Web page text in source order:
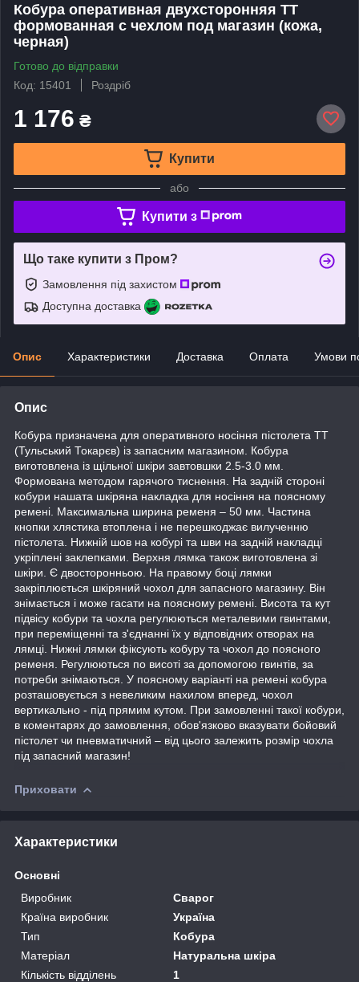
Кобура оперативная двухсторонняя ТТ
формованная с чехлом под магазин (кожа,
черная)
Готово до відправки
Код: 15401
Роздріб
1 176 ₴
Купити
або
Купити з
Що таке купити з Пром?
Замовлення під захистом
Доступна доставка
Опис Характеристики Доставка Оплата Умови
Опис
Кобура призначена для оперативного носіння пістолета ТТ
(Тульський Токарєв) із запасним магазином. Кобура
виготовлена із щільної шкіри завтовшки 2.5-3.0 мм.
Формована методом гарячого тиснення. На задній стороні
кобури нашата шкіряна накладка для носіння на поясному
ремені. Максимальна ширина ременя – 50 мм. Частина
кнопки хлястика втоплена і не перешкоджає вилученню
пістолета. Нижній шов на кобурі та шви на задній накладці
укріплені заклепками. Верхня лямка також виготовлена зі
шкіри. Є двосторонньою. На правому боці лямки
закріплюється шкіряний чохол для запасного магазину. Він
знімається і може гасати на поясному ремені. Висота та кут
підвісу кобури та чохла регулюються металевими гвинтами,
при переміщенні та з'єднанні їх у відповідних отворах на
лямці. Нижні лямки фіксують кобуру та чохол до поясного
ременя. Регулюються по висоті за допомогою гвинтів, за
потреби знімаються. У поясному варіанті на ремені кобура
розташовується з невеликим нахилом вперед, чохол
вертикально - під прямим кутом. При замовленні такої кобури,
в коментарях до замовлення, обов'язково вказувати бойовий
пістолет чи пневматичний – від цього залежить розмір чохла
під запасний магазин!
Приховати
Характеристики
Основні
Виробник
Сварог
Країна виробник
Україна
Тип
Кобура
Матеріал
Натуральна шкіра
Кількість відділень
1